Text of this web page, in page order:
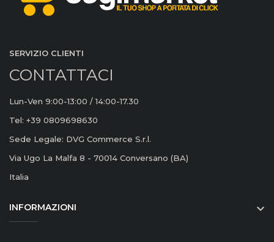
SERVIZIO CLIENTI
CONTATTACI
Lun-Ven 9:00-13:00 / 14:00-17.30
Tel: +39 0809698630
Sede Legale: DVG Commerce S.r.l.
Via Ugo La Malfa 8 - 70014 Conversano (BA)
Italia
INFORMAZIONI 